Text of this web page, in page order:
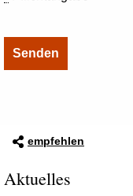
empfehlen
Aktuelles